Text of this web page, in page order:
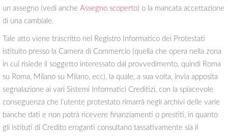
un assegno (vedi anche Assegno scoperto) o la mancata accettazione
di una cambiale.
Tale atto viene trascritto nel Registro Informatico dei Protestati
istituito presso la Camera di Commercio (quella che opera nella zona
in cui risiede il soggetto interessato dal provvedimento, quindi Roma
su Roma, Milano su Milano, ecc), la quale, a sua volta, invia apposita
segnalazione ai vari Sistemi Informatici Creditizi, con la spiacevole
conseguenza che l’utente protestato rimarrà negli archivi delle varie
banche dati e non potrà ricevere finanziamenti o prestiti, in quanto
gli Istituti di Credito eroganti consultano tassativamente sia il